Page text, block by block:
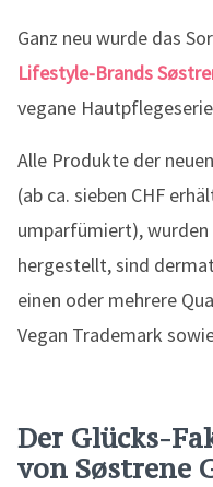
Ganz neu wurde das
Lifestyle-Brands
vegane
Alle Produkte der
(ab ca. sieben CHF
umparfümiert), wurden
hergestellt, sind
einen oder mehrere
Vegan Trademark
Der Glücks-
von Søstrene